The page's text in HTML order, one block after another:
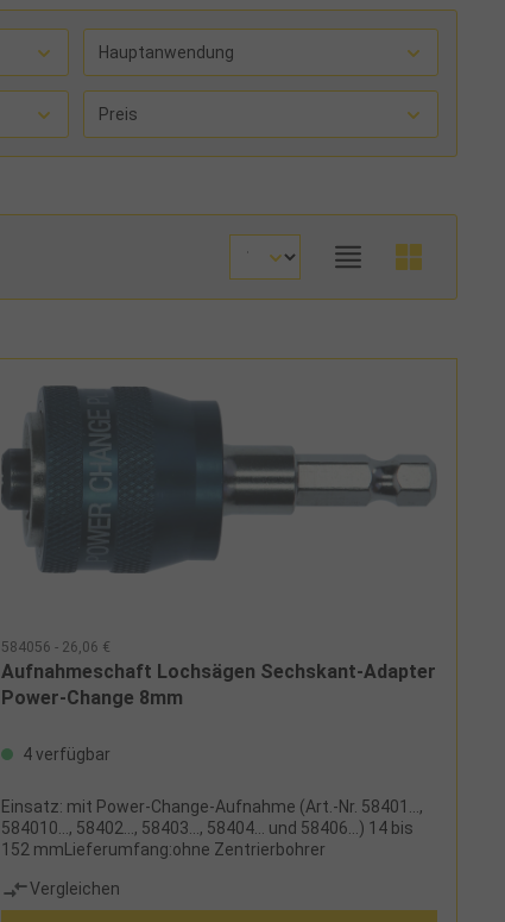
Hauptanwendung
Preis
584056 - 26,06 €
Aufnahmeschaft Lochsägen Sechskant-Adapter
Power-Change 8mm
4 verfügbar
Einsatz: mit Power-Change-Aufnahme (Art.-Nr. 58401...,
584010..., 58402..., 58403..., 58404... und 58406...) 14 bis
152 mmLieferumfang:ohne Zentrierbohrer
Vergleichen